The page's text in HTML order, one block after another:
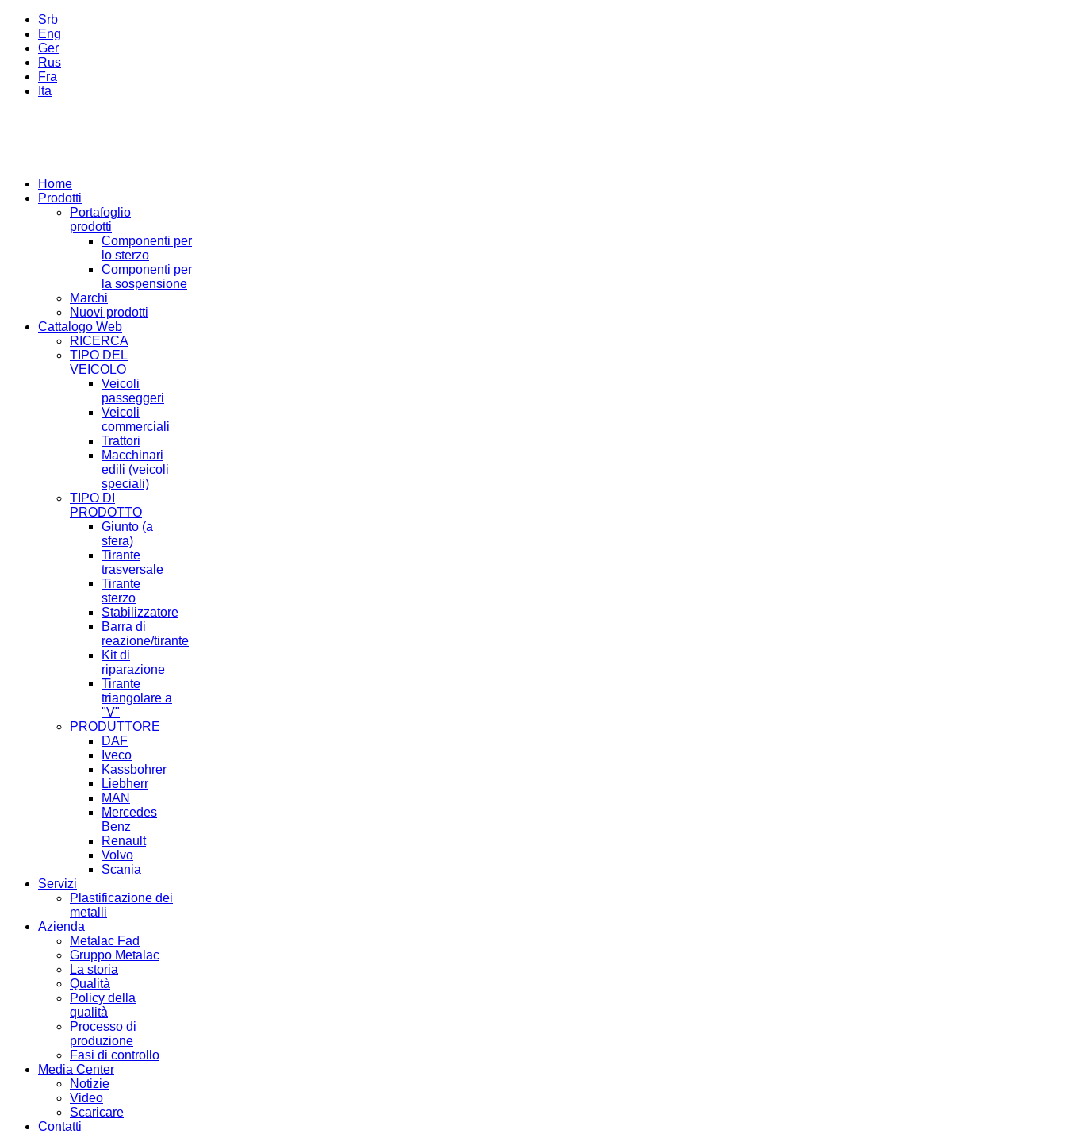
Srb
Eng
Ger
Rus
Fra
Ita
Home
Prodotti
Portafoglio
prodotti
Componenti per
lo sterzo
Componenti per
la sospensione
Marchi
Nuovi prodotti
Cattalogo Web
RICERCA
TIPO DEL
VEICOLO
Veicoli
passeggeri
Veicoli
commerciali
Trattori
Macchinari
edili (veicoli
speciali)
TIPO DI
PRODOTTO
Giunto (a
sfera)
Tirante
trasversale
Tirante
sterzo
Stabilizzatore
Barra di
reazione/tirante
Kit di
riparazione
Tirante
triangolare a
"V"
PRODUTTORE
DAF
Iveco
Kassbohrer
Liebherr
MAN
Mercedes
Benz
Renault
Volvo
Scania
Servizi
Plastificazione dei
metalli
Azienda
Metalac Fad
Gruppo Metalac
La storia
Qualità
Policy della
qualità
Processo di
produzione
Fasi di controllo
Media Center
Notizie
Video
Scaricare
Contatti